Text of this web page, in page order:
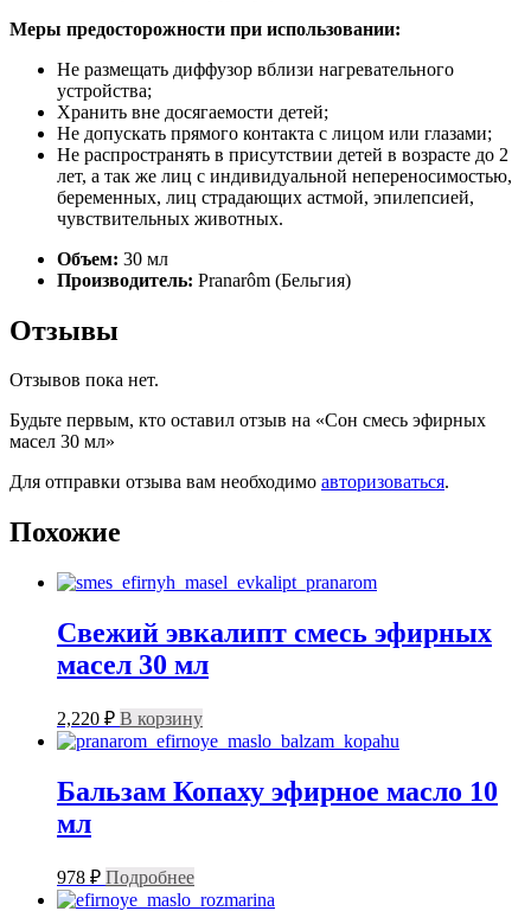
Меры предосторожности при использовании:
Не размещать диффузор вблизи нагревательного
устройства;
Хранить вне досягаемости детей;
Не допускать прямого контакта с лицом или глазами;
Не распространять в присутствии детей в возрасте до 2
лет, а так же лиц с индивидуальной непереносимостью,
беременных, лиц страдающих астмой, эпилепсией,
чувствительных животных.
Объем: 30 мл
Производитель: Pranarôm (Бельгия)
Отзывы
Отзывов пока нет.
Будьте первым, кто оставил отзыв на «Сон смесь эфирных
масел 30 мл»
Для отправки отзыва вам необходимо авторизоваться.
Похожие
Свежий эвкалипт смесь эфирных
масел 30 мл
2,220 ₽ В корзину
Бальзам Копаху эфирное масло 10
мл
978 ₽ Подробнее